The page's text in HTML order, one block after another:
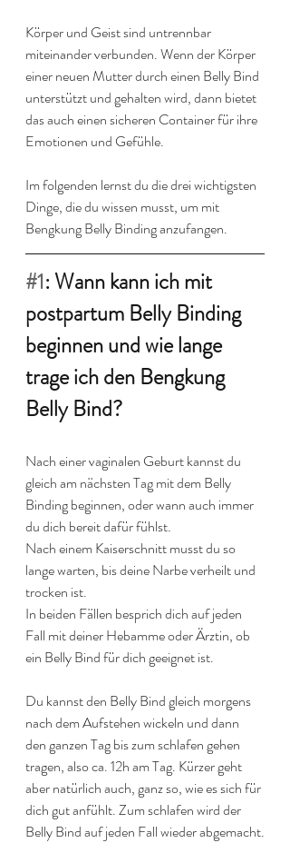
Körper und Geist sind untrennbar
miteinander verbunden. Wenn der Körper
einer neuen Mutter durch einen Belly Bind
unterstützt und gehalten wird, dann bietet
das auch einen sicheren Container für ihre
Emotionen und Gefühle.
Im folgenden lernst du die drei wichtigsten
Dinge, die du wissen musst, um mit
Bengkung Belly Binding anzufangen.
#1: Wann kann ich mit
postpartum Belly Binding
beginnen und wie lange
trage ich den Bengkung
Belly Bind?
Nach einer vaginalen Geburt kannst du
gleich am nächsten Tag mit dem Belly
Binding beginnen, oder wann auch immer
du dich bereit dafür fühlst.
Nach einem Kaiserschnitt musst du so
lange warten, bis deine Narbe verheilt und
trocken ist.
In beiden Fällen besprich dich auf jeden
Fall mit deiner Hebamme oder Ärztin, ob
ein Belly Bind für dich geeignet ist.
Du kannst den Belly Bind gleich morgens
nach dem Aufstehen wickeln und dann
den ganzen Tag bis zum schlafen gehen
tragen, also ca. 12h am Tag. Kürzer geht
aber natürlich auch, ganz so, wie es sich für
dich gut anfühlt. Zum schlafen wird der
Belly Bind auf jeden Fall wieder abgemacht.